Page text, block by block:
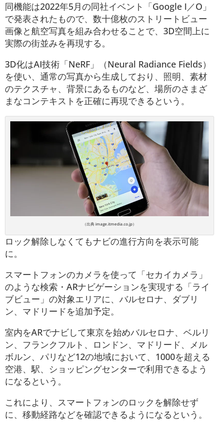
同機能は2022年5月の同社イベント「Google I／O」
で発表されたもので、数十億枚のストリートビュー
画像と航空写真を組み合わせることで、3D空間上に
実際の街並みを再現する。
3D化はAI技術「NeRF」（Neural Radiance Fields）
を使い、通常の写真から生成しており、照明、素材
のテクスチャ、背景にあるものなど、場所のさまざ
まなコンテキストを正確に再現できるという。
（出典 image.itmedia.co.jp）
ロック解除しなくてもナビの進行方向を表示可能
に。
スマートフォンのカメラを使って「セカイカメラ」
のような検索・ARナビゲーションを実現する「ライ
ブビュー」の対象エリアに、バルセロナ、ダブリ
ン、マドリードを追加予定。
室内をARでナビして東京を始めバルセロナ、ベルリ
ン、フランクフルト、ロンドン、マドリード、メル
ボルン、パリなど12の地域において、1000を超える
空港、駅、ショッピングセンターで利用できるよう
になるという。
これにより、スマートフォンのロックを解除せず
に、移動経路などを確認できるようになるという。